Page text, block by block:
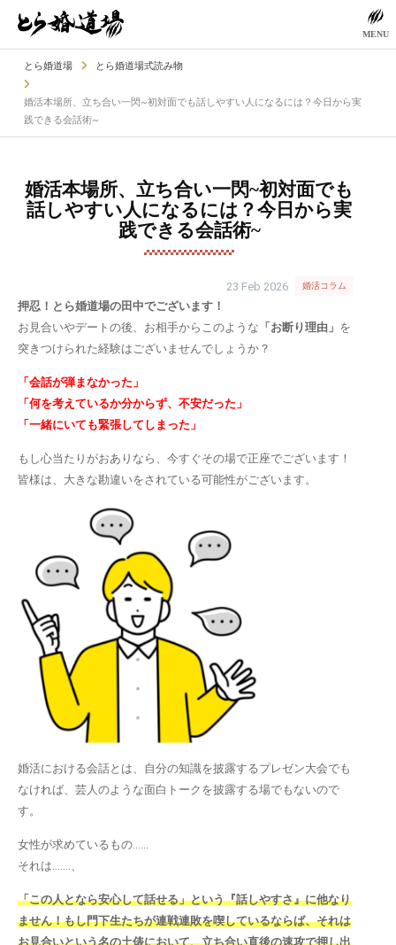
MENU
とら婚道場 とら婚道場式読み物
婚活本場所、立ち合い一閃~初対面でも話しやすい人になるには？今日から実
践できる会話術~
婚活本場所、立ち合い一閃~初対面でも
話しやすい人になるには？今日から実
践できる会話術~
23 Feb 2026 婚活コラム
押忍！とら婚道場の田中でございます！
お見合いやデートの後、お相手からこのような 「お断り理由」 を
突きつけられた経験はございませんでしょうか？
「会話が弾まなかった」
「何を考えているか分からず、不安だった」
「一緒にいても緊張してしまった」
もし心当たりがおありなら、今すぐその場で正座でございます！
皆様は、大きな勘違いをされている可能性がございます。
婚活における会話とは、自分の知識を披露するプレゼン大会でも
なければ、芸人のような面白トークを披露する場でもないので
す。
女性が求めているもの……
それは…….、
「この人となら安心して話せる」という『話しやすさ』に他なり
ません！もし門下生たちが連戦連敗を喫しているならば、それは
お見合いという名の土俵において、立ち合い直後の速攻で押し出